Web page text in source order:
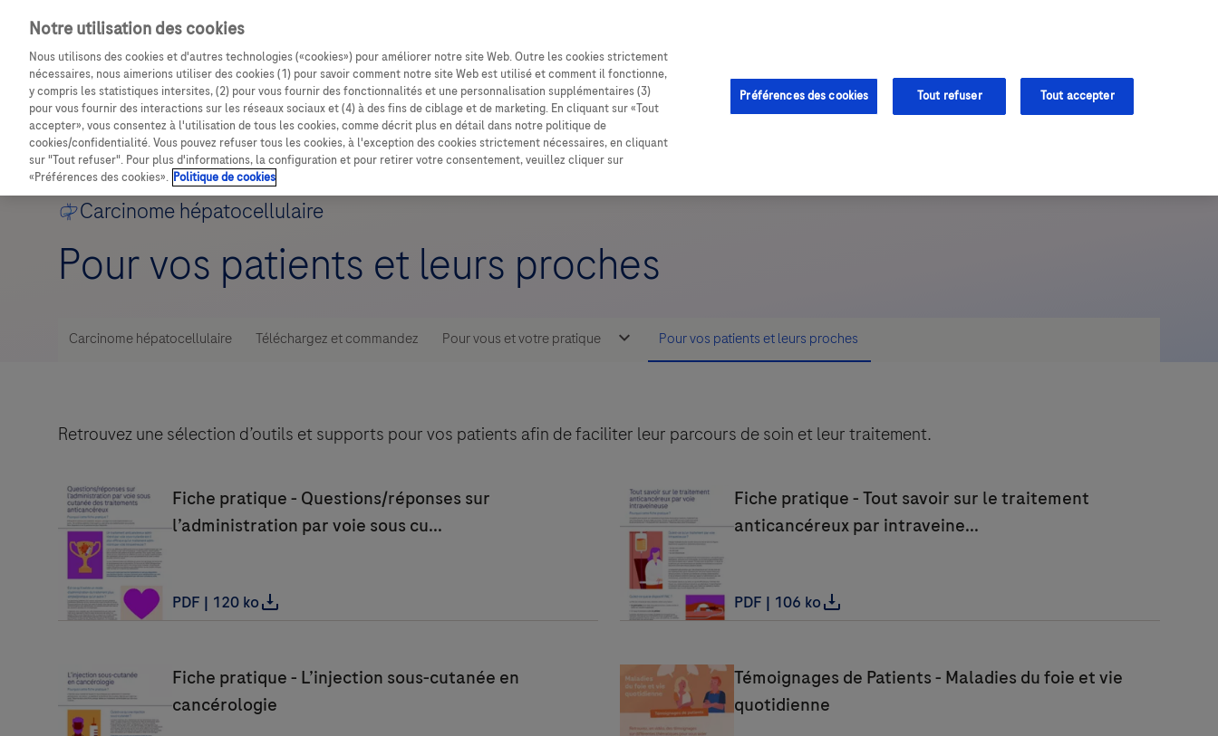
Carcinome hépatocellulaire
Pour vos patients et leurs proches
Carcinome hépatocellulaire Téléchargez et commandez Pour vous et votre pratique Pour vos patients et leurs proches
Retrouvez une sélection d’outils et supports pour vos patients afin de faciliter leur parcours de soin et leur traitement.
Notre utilisation des cookies
Nous utilisons des cookies et d'autres technologies («cookies») pour améliorer notre site Web. Outre les cookies strictement
nécessaires, nous aimerions utiliser des cookies (1) pour savoir comment notre site Web est utilisé et comment il fonctionne,
y compris les statistiques intersites, (2) pour vous fournir des fonctionnalités et une personnalisation supplémentaires (3)
pour vous fournir des interactions sur les réseaux sociaux et (4) à des fins de ciblage et de marketing. En cliquant sur «Tout
accepter», vous consentez à l'utilisation de tous les cookies, comme décrit plus en détail dans notre politique de
cookies/confidentialité. Vous pouvez refuser tous les cookies, à l'exception des cookies strictement nécessaires, en cliquant
sur "Tout refuser". Pour plus d'informations, la configuration et pour retirer votre consentement, veuillez cliquer sur
«Préférences des cookies». Politique de cookies
Préférences des cookies Tout refuser Tout accepter